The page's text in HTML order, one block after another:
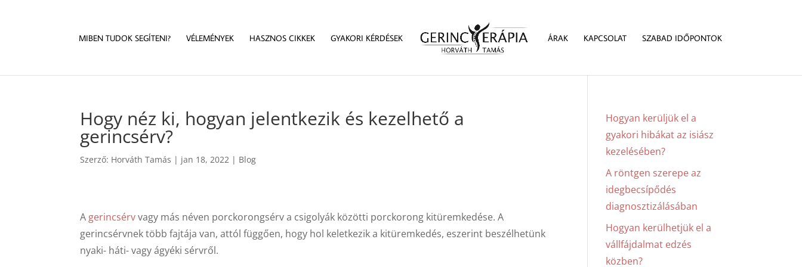
MIBEN TUDOK SEGÍTENI? VÉLEMÉNYEK HASZNOS CIKKEK GYAKORI KÉRDÉSEK ÁRAK KAPCSOLAT SZABAD IDŐPONTOK
Hogy néz ki, hogyan jelentkezik és kezelhető a
gerincsérv?
Szerző: Horváth Tamás | jan 18, 2022 | Blog
Agerincsérvvagy más néven porckorongsérv a csigolyák közötti porckorong kitüremkedése. A
gerincsérvnek több fajtája van, attól függően, hogy hol keletkezik a kitüremkedés, eszerint beszélhetünk
nyaki- háti- vagy ágyéki sérvről.
Hogyan kerüljük el a
gyakori hibákat az isiász
kezelésében?
A röntgen szerepe az
idegbecsípődés
diagnosztizálásában
Hogyan kerülhetjük el a
vállfájdalmat edzés
közben?